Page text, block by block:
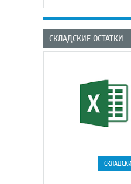
СКЛАДСКИЕ ОСТАТКИ